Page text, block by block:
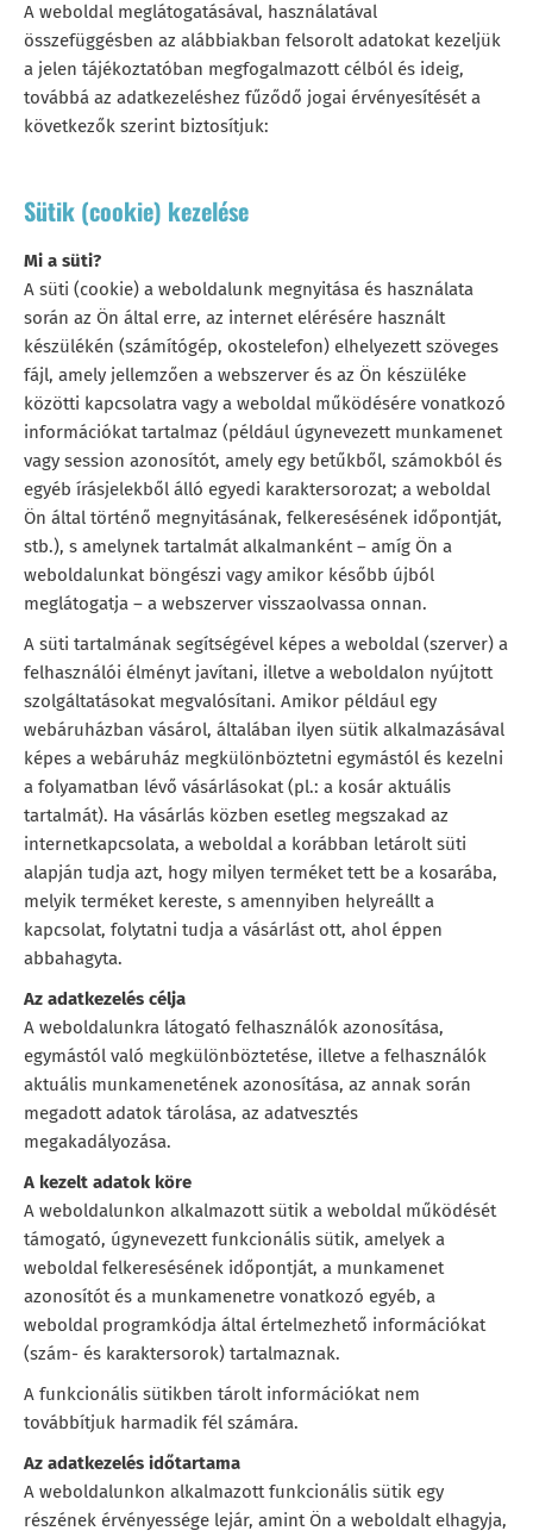
A weboldal meglátogatásával, használatával
összefüggésben az alábbiakban felsorolt adatokat kezeljük
a jelen tájékoztatóban megfogalmazott célból és ideig,
továbbá az adatkezeléshez fűződő jogai érvényesítését a
következők szerint biztosítjuk:
Sütik (cookie) kezelése
Mi a süti?
A süti (cookie) a weboldalunk megnyitása és használata
során az Ön által erre, az internet elérésére használt
készülékén (számítógép, okostelefon) elhelyezett szöveges
fájl, amely jellemzően a webszerver és az Ön készüléke
közötti kapcsolatra vagy a weboldal működésére vonatkozó
információkat tartalmaz (például úgynevezett munkamenet
vagy session azonosítót, amely egy betűkből, számokból és
egyéb írásjelekből álló egyedi karaktersorozat; a weboldal
Ön által történő megnyitásának, felkeresésének időpontját,
stb.), s amelynek tartalmát alkalmanként – amíg Ön a
weboldalunkat böngészi vagy amikor később újból
meglátogatja – a webszerver visszaolvassa onnan.
A süti tartalmának segítségével képes a weboldal (szerver) a
felhasználói élményt javítani, illetve a weboldalon nyújtott
szolgáltatásokat megvalósítani. Amikor például egy
webáruházban vásárol, általában ilyen sütik alkalmazásával
képes a webáruház megkülönböztetni egymástól és kezelni
a folyamatban lévő vásárlásokat (pl.: a kosár aktuális
tartalmát). Ha vásárlás közben esetleg megszakad az
internetkapcsolata, a weboldal a korábban letárolt süti
alapján tudja azt, hogy milyen terméket tett be a kosarába,
melyik terméket kereste, s amennyiben helyreállt a
kapcsolat, folytatni tudja a vásárlást ott, ahol éppen
abbahagyta.
Az adatkezelés célja
A weboldalunkra látogató felhasználók azonosítása,
egymástól való megkülönböztetése, illetve a felhasználók
aktuális munkamenetének azonosítása, az annak során
megadott adatok tárolása, az adatvesztés
megakadályozása.
A kezelt adatok köre
A weboldalunkon alkalmazott sütik a weboldal működését
támogató, úgynevezett funkcionális sütik, amelyek a
weboldal felkeresésének időpontját, a munkamenet
azonosítót és a munkamenetre vonatkozó egyéb, a
weboldal programkódja által értelmezhető információkat
(szám- és karaktersorok) tartalmaznak.
A funkcionális sütikben tárolt információkat nem
továbbítjuk harmadik fél számára.
Az adatkezelés időtartama
A weboldalunkon alkalmazott funkcionális sütik egy
részének érvényessége lejár, amint Ön a weboldalt elhagyja,